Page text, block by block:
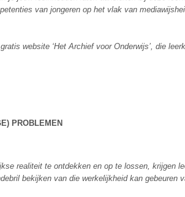
van jongeren op het vlak van
website ‘Het Archief voor Onderwijs’, die
PROBLEMEN
realiteit te ontdekken en op te lossen, krijgen
bekijken van die werkelijkheid kan gebeuren